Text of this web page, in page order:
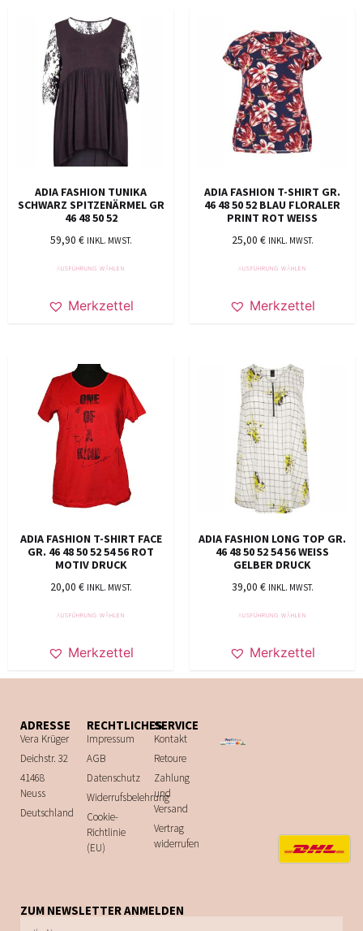
ADIA FASHION TUNIKA
SCHWARZ SPITZENÄRMEL GR
46 48 50 52
59,90 € INKL. MWST.
AUSFÜHRUNG WÄHLEN
Merkzettel
ADIA FASHION T-SHIRT GR.
46 48 50 52 BLAU FLORALER
PRINT ROT WEISS
25,00 € INKL. MWST.
AUSFÜHRUNG WÄHLEN
Merkzettel
ADIA FASHION T-SHIRT FACE
GR. 46 48 50 52 54 56 ROT
MOTIV DRUCK
20,00 € INKL. MWST.
AUSFÜHRUNG WÄHLEN
Merkzettel
ADIA FASHION LONG TOP GR.
46 48 50 52 54 56 WEISS G
ELBER DRUCK
39,00 € INKL. MWST.
AUSFÜHRUNG WÄHLEN
Merkzettel
ADRESSE
Vera Krüger
Deichstr. 32
41468
Neuss
Deutschland
RECHTLICHES
Impressum
AGB
Datenschutz
Widerrufsbelehrung
Cookie-
Richtlinie
(EU)
SERVICE
Kontakt
Retoure
Zahlung
und
Versand
Vertrag
widerrufen
ZUM NEWSLETTER ANMELDEN